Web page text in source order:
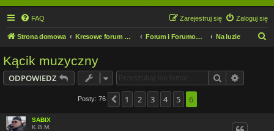
FAQ Zaloguj się
Zarejestruj się
Strona domowa Kresowe forum motocyklowe Forum i Forumowicze Na luzie
Kącik muzyczny
ODPOWIEDZ Szukaj
Posty: 76 Poprzednia
1 2 3 4 5 6
SABIX
K.B.M.